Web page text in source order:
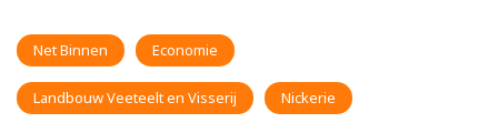
Net Binnen Economie
Landbouw Veeteelt en Visserij Nickerie